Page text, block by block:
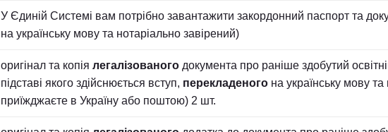
У Єдиній Системі вам потрібно завантажити закордонний паспорт та
на українську мову та нотаріально завірений)
оригінал та копія легалізованогодокумента про раніше здобутий
підставі якого здійснюється вступ, перекладеногона українську мову та
приїжджаєте в Україну або поштою) 2 шт.